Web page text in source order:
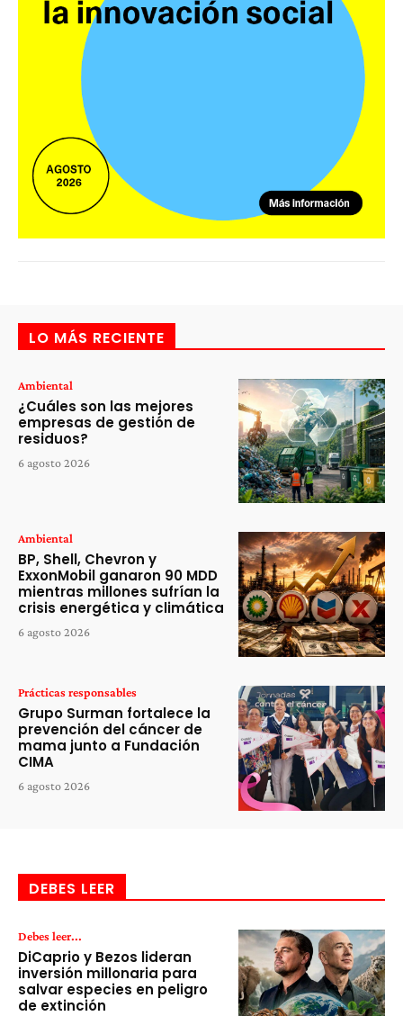
LO MÁS RECIENTE
Ambiental
¿Cuáles son las mejores
empresas de gestión de
residuos?
6 agosto 2026
Ambiental
BP, Shell, Chevron y
ExxonMobil ganaron 90 MDD
mientras millones sufrían la
crisis energética y climática
6 agosto 2026
Prácticas responsables
Grupo Surman fortalece la
prevención del cáncer de
mama junto a Fundación
CIMA
6 agosto 2026
DEBES LEER
Debes leer...
DiCaprio y Bezos lideran
inversión millonaria para
salvar especies en peligro
de extinción